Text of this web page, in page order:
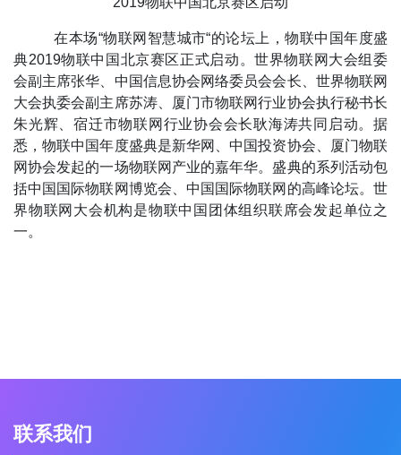
在本场“物联网智慧城市“的论坛上，物联中国年度盛
典2019物联中国北京赛区正式启动。世界物联网大会组委
会副主席张华、中国信息协会网络委员会会长、世界物联网
大会执委会副主席苏涛、厦门市物联网行业协会执行秘书长
朱光辉、宿迁市物联网行业协会会长耿海涛共同启动。据
悉，物联中国年度盛典是新华网、中国投资协会、厦门物联
网协会发起的一场物联网产业的嘉年华。盛典的系列活动包
括中国国际物联网博览会、中国国际物联网的高峰论坛。世
界物联网大会机构是物联中国团体组织联席会发起单位之
一。
联系我们